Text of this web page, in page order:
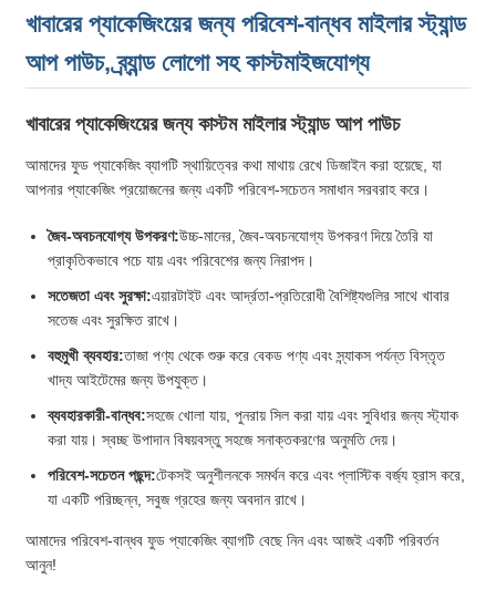
খাবারের প্যাকেজিংয়ের জন্য পরিবেশ-বান্ধব মাইলার স্ট্যান্ড
আপ পাউচ, ব্র্যান্ড লোগো সহ কাস্টমাইজযোগ্য
খাবারের প্যাকেজিংয়ের জন্য কাস্টম মাইলার স্ট্যান্ড আপ পাউচ
আমাদের ফুড প্যাকেজিং ব্যাগটি স্থায়িত্বের কথা মাথায় রেখে ডিজাইন করা হয়েছে, যা
আপনার প্যাকেজিং প্রয়োজনের জন্য একটি পরিবেশ-সচেতন সমাধান সরবরাহ করে।
জৈব-অবচনযোগ্য উপকরণ:উচ্চ-মানের, জৈব-অবচনযোগ্য উপকরণ দিয়ে তৈরি যা
প্রাকৃতিকভাবে পচে যায় এবং পরিবেশের জন্য নিরাপদ।
সতেজতা এবং সুরক্ষা:এয়ারটাইট এবং আর্দ্রতা-প্রতিরোধী বৈশিষ্ট্যগুলির সাথে খাবার
সতেজ এবং সুরক্ষিত রাখে।
বহুমুখী ব্যবহার:তাজা পণ্য থেকে শুরু করে বেকড পণ্য এবং স্ন্যাকস পর্যন্ত বিস্তৃত
খাদ্য আইটেমের জন্য উপযুক্ত।
ব্যবহারকারী-বান্ধব:সহজে খোলা যায়, পুনরায় সিল করা যায় এবং সুবিধার জন্য স্ট্যাক
করা যায়। স্বচ্ছ উপাদান বিষয়বস্তু সহজে সনাক্তকরণের অনুমতি দেয়।
পরিবেশ-সচেতন পছন্দ:টেকসই অনুশীলনকে সমর্থন করে এবং প্লাস্টিক বর্জ্য হ্রাস করে,
যা একটি পরিচ্ছন্ন, সবুজ গ্রহের জন্য অবদান রাখে।
আমাদের পরিবেশ-বান্ধব ফুড প্যাকেজিং ব্যাগটি বেছে নিন এবং আজই একটি পরিবর্তন
আনুন!